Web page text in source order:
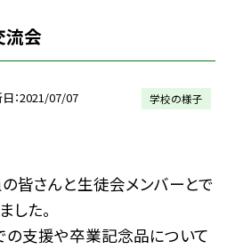
流会
2021/07/07 学校の様子
皆さんと生徒会メンバーとで
た。
の支援や卒業記念品について